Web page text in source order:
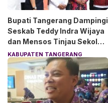
Bupati Tangerang Dampingi
Seskab Teddy Indra Wijaya
dan Mensos Tinjau Sekolah
Rakyat di Curug
KABUPATEN TANGERANG